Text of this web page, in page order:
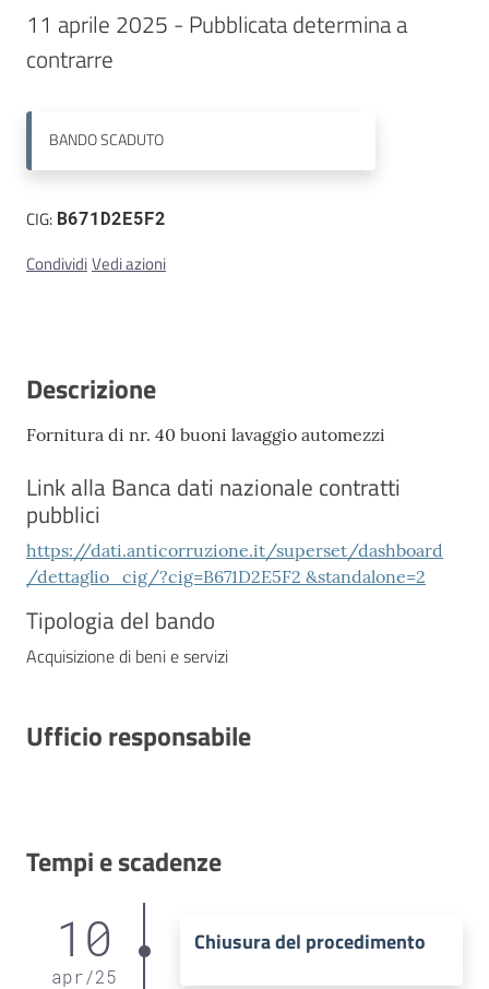
Contatti
11 aprile 2025 - Pubblicata determina a
contrarre
BANDOSCADUTO
CIG: B671D2E5F2
CondividiVedi azioni
Descrizione
Fornitura di nr. 40 buoni lavaggio automezzi
Link alla Banca dati nazionale contratti
pubblici
https://dati.anticorruzione.it/superset/dashboard
/dettaglio_cig/?cig=B671D2E5F2 &standalone=2
Tipologia del bando
Acquisizione di beni e servizi
Ufficio responsabile
Tempi e scadenze
10
apr/25
Chiusura del procedimento